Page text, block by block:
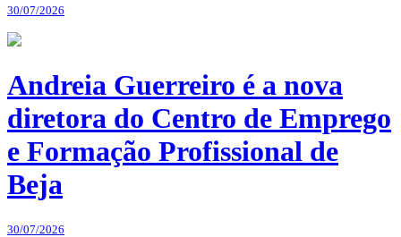
30/07/2026
Andreia Guerreiro é a nova
diretora do Centro de Emprego
e Formação Profissional de
Beja
30/07/2026